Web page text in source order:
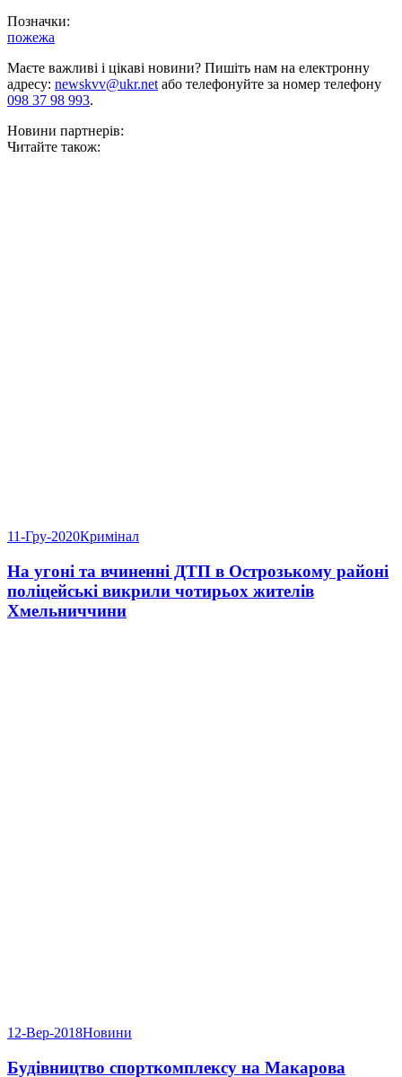
Позначки:
пожежа
Маєте важливі і цікаві новини? Пишіть нам на електронну
адресу: newskvv@ukr.netабо телефонуйте за номер телефону
098 37 98 993.
Новини партнерів:
Читайте також:
11-Гру-2020Кримінал
На угоні та вчиненні ДТП в Острозькому районі
поліцейські викрили чотирьох жителів
Хмельниччини
12-Вер-2018Новини
Будівництво спорткомплексу на Макарова